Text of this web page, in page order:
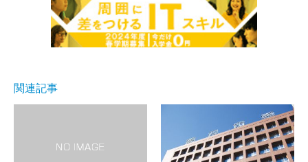
関連記事